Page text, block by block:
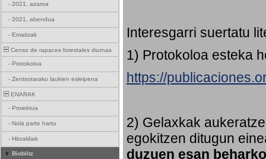
- 2021, azaroa
- 2021, abendua
- Emaitzak
Censo de rapaces forestales diurnas
- Protokoloa
- Zentsotarako laukien esleipena
ENARAK
- Proiektua
- Nola parte hartu
- Hitzaldiak
Bioblitz
Interesgarri suertatu
1) Protokoloa esteka
https://
2) Gelaxkak
egokitzen ditugun
duzuen esan